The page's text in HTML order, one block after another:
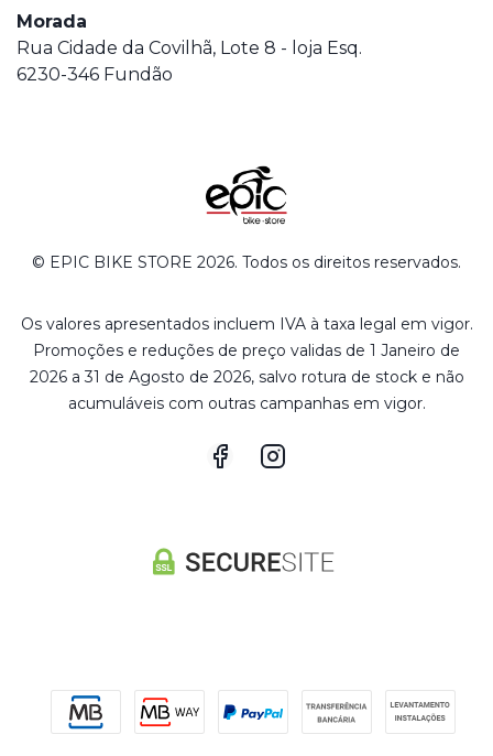
© EPIC BIKE STORE 2026. Todos os direitos reservados.
Os valores apresentados incluem IVA à taxa legal em vigor.
Promoções e reduções de preço validas de 1 Janeiro de
2026 a 31 de Agosto de 2026, salvo rotura de stock e não
acumuláveis com outras campanhas em vigor.
Morada
Rua Cidade da Covilhã, Lote 8 - loja Esq.
6230-346 Fundão